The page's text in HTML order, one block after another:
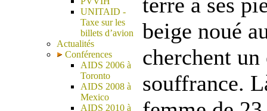
UNITAID -
Taxe sur les
billets d’avion
Actualités
Conférences
AIDS 2006 à
Toronto
AIDS 2008 à
Mexico
AIDS 2010 à
beige noué
cherchent
souffrance.